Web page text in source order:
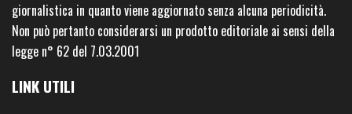
giornalistica in quanto viene aggiornato senza alcuna periodicità.
Non può pertanto considerarsi un prodotto editoriale ai sensi della
legge n° 62 del 7.03.2001
LINK UTILI